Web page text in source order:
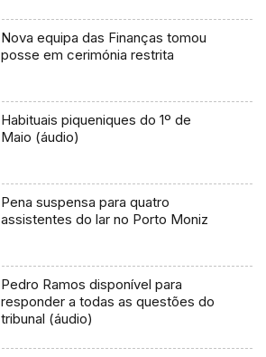
Nova equipa das Finanças tomou
posse em cerimónia restrita
Habituais piqueniques do 1º de
Maio (áudio)
Pena suspensa para quatro
assistentes do lar no Porto Moniz
Pedro Ramos disponível para
responder a todas as questões do
tribunal (áudio)